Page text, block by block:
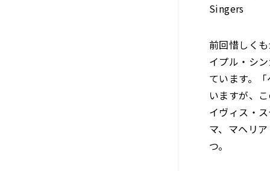
Singers
前回惜しく
イプル・シ
ています。
いますが、
イヴィス・
マ、マヘリ
つ。